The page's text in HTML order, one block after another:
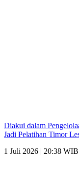
Diakui dalam
Jadi Pelatihan Timor
1 Juli 2026 | 20:38 WIB